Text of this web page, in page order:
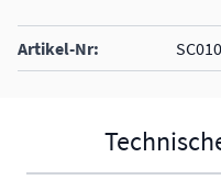
Artikel-Nr: